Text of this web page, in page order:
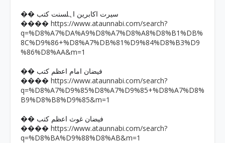
�� سیرت اکابرین اہلسنت کتب
���� https://www.ataunnabi.com/search?
q=%D8%A7%DA%A9%D8%A7%D8%A8%D8%B1%DB%
8C%D9%86+%D8%A7%DB%81%D9%84%D8%B3%D9
%86%D8%AA&m=1
�� فیضان امام اعظم کتب
���� https://www.ataunnabi.com/search?
q=%D8%A7%D9%85%D8%A7%D9%85+%D8%A7%D8%
B9%D8%B8%D9%85&m=1
�� فیضان غوث اعظم کتب
���� https://www.ataunnabi.com/search?
q=%D8%BA%D9%88%D8%AB&m=1